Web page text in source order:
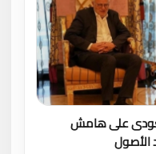
على هامش
الأصول